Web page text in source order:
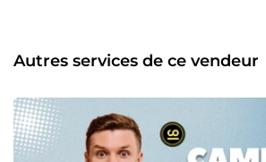
aidant à augmenter vos vues et à
audience. 🎥 Ciblage précis : je définis
s’agisse de nouveaux abonnés, de
📊 Suivi des performances : grâce à des
je vous fournis une analyse complète
ajuste la campagne en temps réel pour
Autres services de ce vendeur